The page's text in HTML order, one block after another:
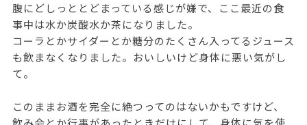
腹にどしっととどまっている感じが嫌で、ここ最近の食
事中は水か炭酸水か茶になりました。
コーラとかサイダーとか糖分のたくさん入ってるジュース
も飲まなくなりました。おいしいけど身体に悪い気がし
て。
このままお酒を完全に絶つってのはないかもですけど、